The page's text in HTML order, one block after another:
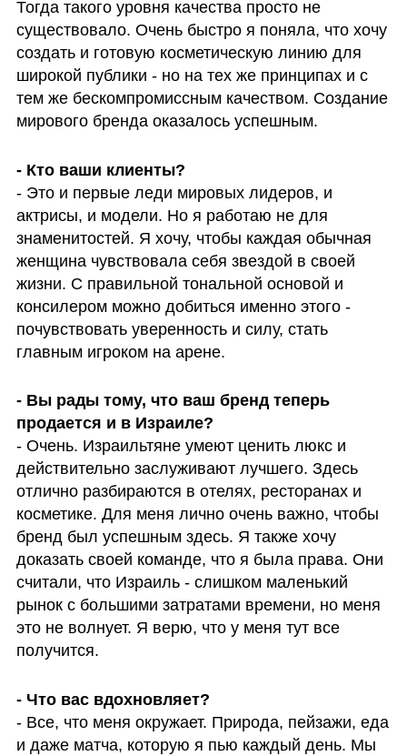
Тогда такого уровня качества просто не
существовало. Очень быстро я поняла, что хочу
создать и готовую косметическую линию для
широкой публики - но на тех же принципах и с
тем же бескомпромиссным качеством. Создание
мирового бренда оказалось успешным.
- Это и первые леди мировых лидеров, и
актрисы, и модели. Но я работаю не для
знаменитостей. Я хочу, чтобы каждая обычная
женщина чувствовала себя звездой в своей
жизни. С правильной тональной основой и
консилером можно добиться именно этого -
почувствовать уверенность и силу, стать
главным игроком на арене.
- Вы рады тому, что ваш бренд теперь
- Очень. Израильтяне умеют ценить люкс и
действительно заслуживают лучшего. Здесь
отлично разбираются в отелях, ресторанах и
косметике. Для меня лично очень важно, чтобы
бренд был успешным здесь. Я также хочу
доказать своей команде, что я была права. Они
считали, что Израиль - слишком маленький
рынок с большими затратами времени, но меня
это не волнует. Я верю, что у меня тут все
получится.
- Все, что меня окружает. Природа, пейзажи, еда
и даже матча, которую я пью каждый день. Мы